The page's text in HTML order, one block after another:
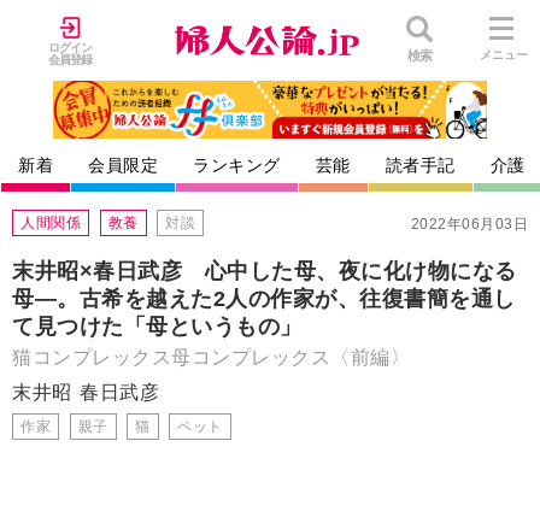
ログイン
会員登録
検索 メニュー
新着 会員限定 ランキング 芸能 読者手記 介護
2022年06月03日
人間関係 教養 対談
末井昭×春日武彦 心中した母、夜に化け物になる
母―。古希を越えた2人の作家が、往復書簡を通し
て見つけた「母というもの」
猫コンプレックス母コンプレックス〈前編〉
末井昭 春日武彦
作家 親子 猫 ペット